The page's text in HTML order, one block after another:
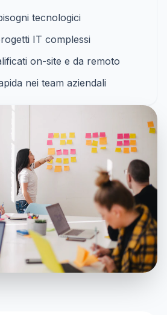
tecnologici
IT complessi
on-site e da remoto
nei team aziendali